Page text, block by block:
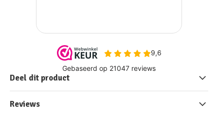
Deel dit product
Reviews